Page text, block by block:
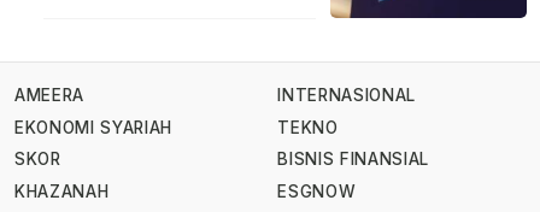
AMEERA
EKONOMI SYARIAH
SKOR
KHAZANAH
INTERNASIONAL
TEKNO
BISNIS FINANSIAL
ESGNOW